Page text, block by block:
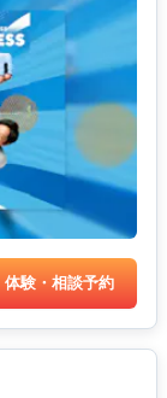
体験・相談予約